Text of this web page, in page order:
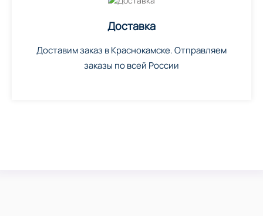
Доставка
Доставим заказ в Краснокамске. Отправляем
заказы по всей России